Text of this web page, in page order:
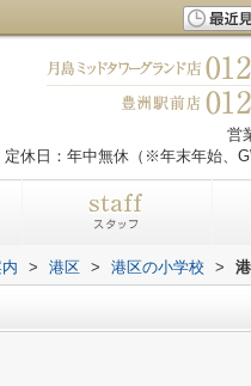
営
定休日：年中無休（※年末年始、
> 港区 > 港区の小学校 >